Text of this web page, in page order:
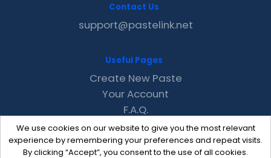
We use cookies on our website to give you the most relevant
experience by remembering your preferences and repeat visits.
By clicking “Accept”, you consent to the use of all cookies.
Contact Us
support@pastelink.net
Useful Pages
Create New Paste
Your Account
F.A.Q.
Recent
Contact